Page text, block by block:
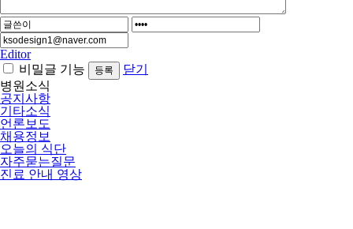
Editor
비밀글 기능
닫기
병원소식
공지사항
기타소식
언론보도
채용정보
오늘의 식단
자주묻는질문
진료 안내 영상